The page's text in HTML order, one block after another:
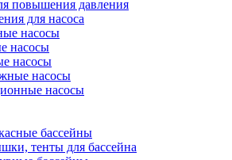
повышения давления
для насоса
насосы
насосы
насосы
насосы
насосы
бассейны
тенты для бассейна